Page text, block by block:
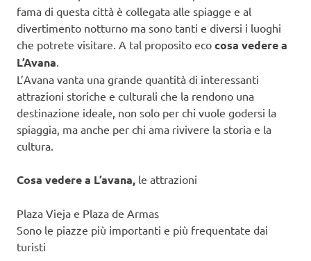
fama di questa città è collegata alle spiagge e al
divertimento notturno ma sono tanti e diversi i luoghi
che potrete visitare. A tal proposito eco cosa vedere a
L’Avana.
L’Avana vanta una grande quantità di interessanti
attrazioni storiche e culturali che la rendono una
destinazione ideale, non solo per chi vuole godersi la
spiaggia, ma anche per chi ama rivivere la storia e la
cultura.
Cosa vedere a L’avana, le attrazioni
Plaza Vieja e Plaza de Armas
Sono le piazze più importanti e più frequentate dai
turisti